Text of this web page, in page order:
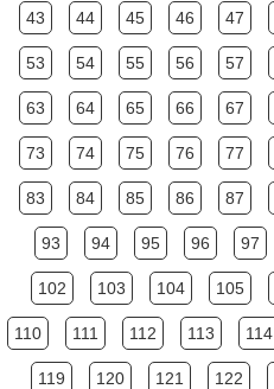
43 44 45 46 47
53 54 55 56 57
63 64 65 66 67
73 74 75 76 77
83 84 85 86 87
93 94 95 96 97
102 103 104 105
110 111 112 113 114
119 120 121 122